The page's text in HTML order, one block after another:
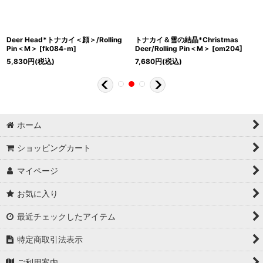
Deer Head*トナカイ＜顔＞/Rolling
Pin＜M＞ [fk084-m]
5,830円(税込)
トナカイ＆雪の結晶*Christmas
Deer/Rolling Pin＜M＞ [om204]
7,680円(税込)
ホーム
ショッピングカート
マイページ
お気に入り
最近チェックしたアイテム
特定商取引法表示